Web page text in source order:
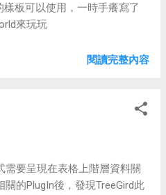
樣板可以使用，一時手癢寫了
來玩玩
閱讀完整內容
需要呈現在表格上階層資料關
關的PlugIn後，發現TreeGird此